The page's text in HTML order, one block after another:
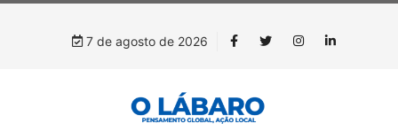
7 de agosto de 2026